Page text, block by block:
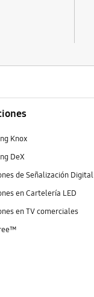
Knox
DeX
de Señalización Digital
en Cartelería LED
en TV comerciales